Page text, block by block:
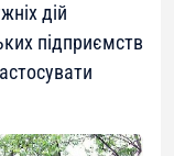
дій
підприємств